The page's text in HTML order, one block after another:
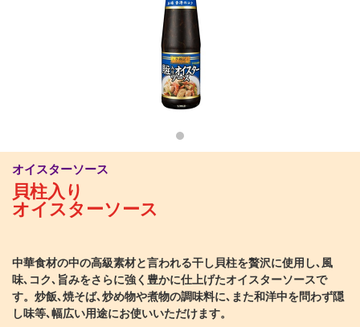
オイスターソース
貝柱入り
オイスターソース
中華食材の中の高級素材と言われる干し貝柱を贅沢に使用し､風
味､コク､旨みをさらに強く豊かに仕上げたオイスターソースで
す。炒飯､焼そば､炒め物や煮物の調味料に､また和洋中を問わず隠
し味等､幅広い用途にお使いいただけます。